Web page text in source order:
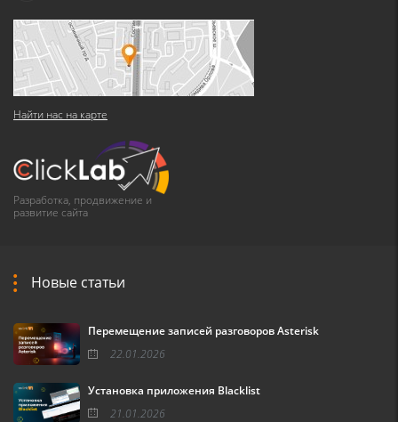
Найти нас на карте
Разработка, продвижение и
развитие сайта
Новые статьи
Перемещение записей разговоров Asterisk
22.01.2026
Установка приложения Blacklist
21.01.2026